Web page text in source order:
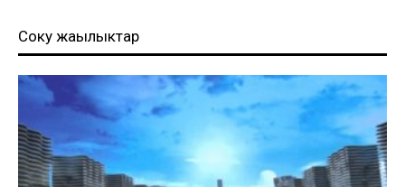
Соңку жаңылыктар